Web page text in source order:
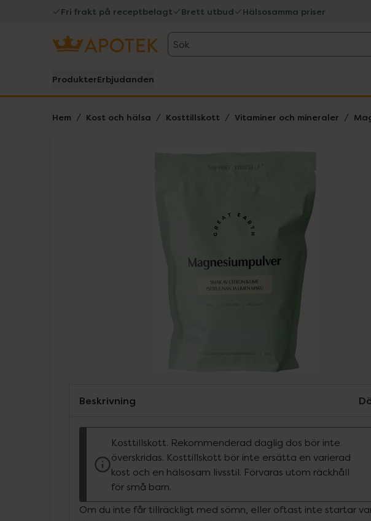
Fri frakt på receptbelagt Brett utbud Hälsosamma priser
Sök
ProdukterErbjudanden
Hem Kost och hälsa Kosttillskott Vitaminer och mineraler
Lista: . Innehåller 1 objekt.
Beskrivning
Kosttillskott. Rekommenderad daglig dos bör inte
överskridas. Kosttillskott bör inte ersätta en varierad
kost och en hälsosam livsstil. Förvaras utom räckhåll
för små barn.
Om du inte får tillräckligt med sömn, eller oftast inte startar